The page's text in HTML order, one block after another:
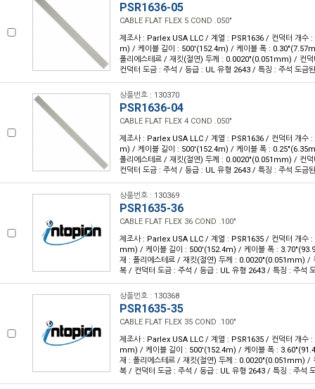
PSR1636-05
CABLE FLAT FLEX 5 COND .050"
제조사 : Parlex USA LLC / 계열 : PSR1636 / 컨덕터 개수
m) / 케이블 길이 : 500'(152.4m) / 케이블 폭 :
폴리에스테르 / 재킷(절연) 두께 : 0.0020"(0.051mm) / 컨덕
컨덕터 도금 : 주석 / 등급 : UL 유형 2643 / 특징 : 주석 도금
상품번호 : 130370
PSR1636-04
CABLE FLAT FLEX 4 COND .050"
제조사 : Parlex USA LLC / 계열 : PSR1636 / 컨덕터 개수
m) / 케이블 길이 : 500'(152.4m) / 케이블 폭 :
폴리에스테르 / 재킷(절연) 두께 : 0.0020"(0.051mm) / 컨덕
컨덕터 도금 : 주석 / 등급 : UL 유형 2643 / 특징 : 주석 도금
상품번호 : 130369
PSR1635-36
CABLE FLAT FLEX 36 COND .100"
제조사 : Parlex USA LLC / 계열 : PSR1635 / 컨덕터 개수
mm) / 케이블 길이 : 500'(152.4m) / 케이블 폭 :
재 : 폴리에스테르 / 재킷(절연) 두께 : 0.0020"(0.051mm) /
복 / 컨덕터 도금 : 주석 / 등급 : UL 유형 2643 / 특징 : 주석
상품번호 : 130368
PSR1635-35
CABLE FLAT FLEX 35 COND .100"
제조사 : Parlex USA LLC / 계열 : PSR1635 / 컨덕터 개수
mm) / 케이블 길이 : 500'(152.4m) / 케이블 폭 :
재 : 폴리에스테르 / 재킷(절연) 두께 : 0.0020"(0.051mm) /
복 / 컨덕터 도금 : 주석 / 등급 : UL 유형 2643 / 특징 : 주석